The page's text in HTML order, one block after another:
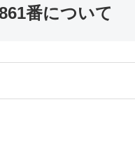
番について